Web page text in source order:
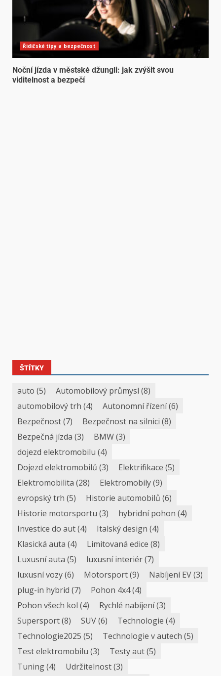
Řidičské tipy a bezpečnost
Noční jízda v městské džungli: jak zvýšit svou
viditelnost a bezpečí
ŠTÍTKY
auto (5) Automobilový průmysl (8)
automobilový trh (4) Autonomní řízení(6)
Bezpečnost(7) Bezpečnost na silnici (8)
Bezpečná jízda (3) BMW(3)
dojezd elektromobilu (4)
Dojezd elektromobilů (3) Elektrifikace (5)
Elektromobilita (28) Elektromobily(9)
evropský trh (5) Historie automobilů (6)
Historie motorsportu (3) hybridní pohon (4)
Investice do aut(4) Italský design (4)
Klasická auta (4) Limitovaná edice (8)
Luxusní auta (5) luxusní interiér(7)
luxusní vozy(6) Motorsport(9) Nabíjení EV(3)
plug-in hybrid (7) Pohon 4x4(4)
Pohon všech kol (4) Rychlé nabíjení(3)
Supersport(8) SUV(6) Technologie (4)
Technologie2025 (5) Technologie v autech (5)
Test elektromobilu (3) Testy aut(5)
Tuning(4) Udržitelnost(3)